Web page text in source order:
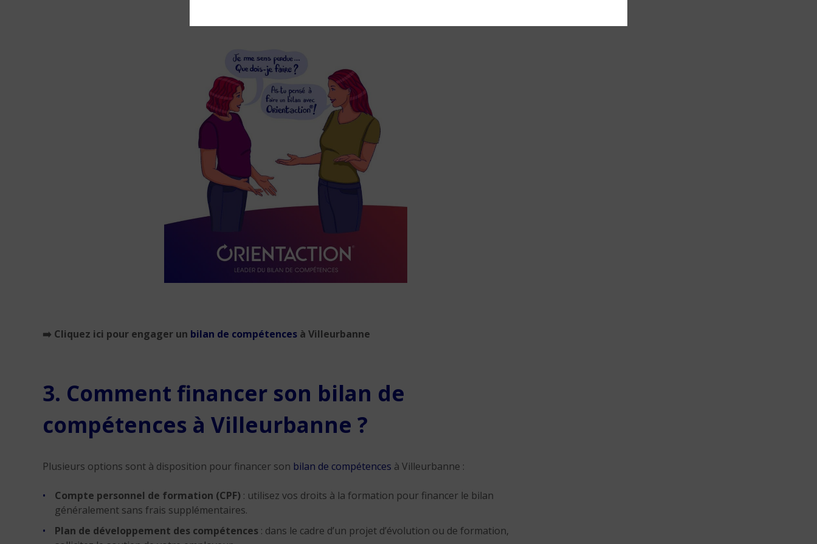
➡️ Cliquez ici pour engager un bilan de compétences à Villeurbanne
3. Comment financer son bilan de
compétences à Villeurbanne ?
Plusieurs options sont à disposition pour financer son bilan de compétences à Villeurbanne :
Compte personnel de formation (CPF) : utilisez vos droits à la formation pour financer le bilan
généralement sans frais supplémentaires.
Plan de développement des compétences : dans le cadre d’un projet d’évolution ou de formation,